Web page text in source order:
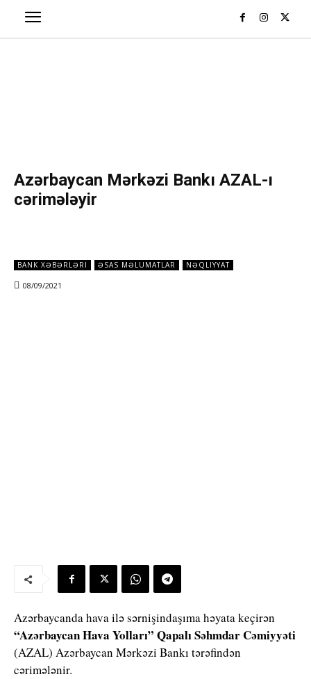
Azərbaycan Mərkəzi Bankı AZAL-ı
cərimələyir
BANK XƏBƏRLƏRI ƏSAS MƏLUMATLAR NƏQLIYYAT
08/09/2021
Azərbaycanda hava ilə sərnişindaşıma həyata keçirən
“Azərbaycan Hava Yolları” Qapalı Səhmdar Cəmiyyəti
(AZAL) Azərbaycan Mərkəzi Bankı tərəfindən
cərimələnir.